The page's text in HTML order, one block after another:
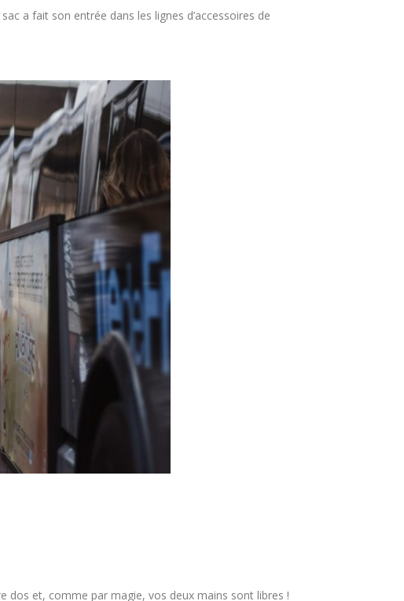
a fait son entrée dans les lignes d’accessoires de
dos et, comme par magie, vos deux mains sont libres !